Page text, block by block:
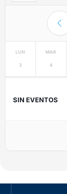
LUN
3
MAR
4
SIN EVENTOS